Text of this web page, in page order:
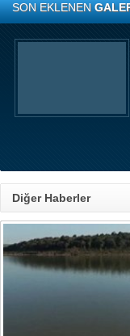
SON EKLENEN
Diğer Haberler